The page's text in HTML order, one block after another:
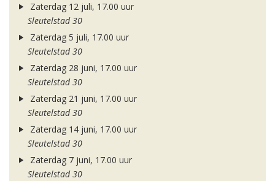
Zaterdag 12 juli, 17.00 uur
Sleutelstad 30
Zaterdag 5 juli, 17.00 uur
Sleutelstad 30
Zaterdag 28 juni, 17.00 uur
Sleutelstad 30
Zaterdag 21 juni, 17.00 uur
Sleutelstad 30
Zaterdag 14 juni, 17.00 uur
Sleutelstad 30
Zaterdag 7 juni, 17.00 uur
Sleutelstad 30